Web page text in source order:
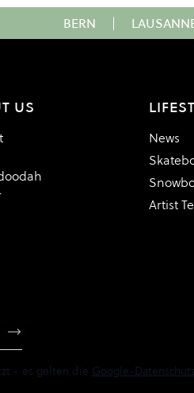
BERN |
US
News
Artist
- es gelten die Google-